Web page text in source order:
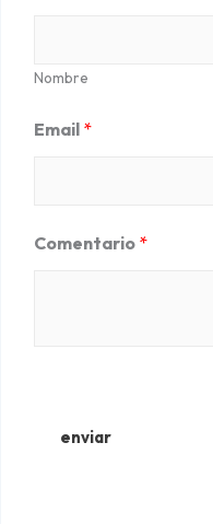
Nombre
Email *
Comentario *
enviar